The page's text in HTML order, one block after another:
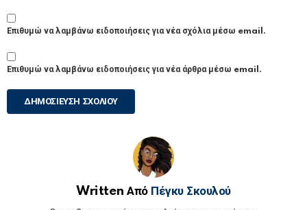
Επιθυμώ να λαμβάνω ειδοποιήσεις για νέα σχόλια μέσω email.
Επιθυμώ να λαμβάνω ειδοποιήσεις για νέα άρθρα μέσω email.
Written Από Πέγκυ Σκουλού